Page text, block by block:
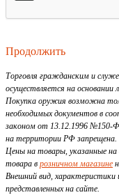
Продолжить
Торговля гражданским и
осуществляется на
Покупка оружия возможна
необходимых документов в
законом от 13.12.1996 №150-
на территории РФ запрещена.
Цены на товары, указанные
товара в розничном магазине
Внешний вид,
представленных на сайте.